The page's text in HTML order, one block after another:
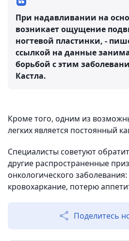
При надавливании на
возникает ощущение
ногтевой пластинки, -
ссылкой на данные
борьбой с этим
Кастла.
Кроме того, одним из
легких является постоянный
Специалисты советуют
другие распространенные
онкологического
кровохаркание, потерю
Поделитесь